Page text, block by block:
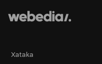
Xataka